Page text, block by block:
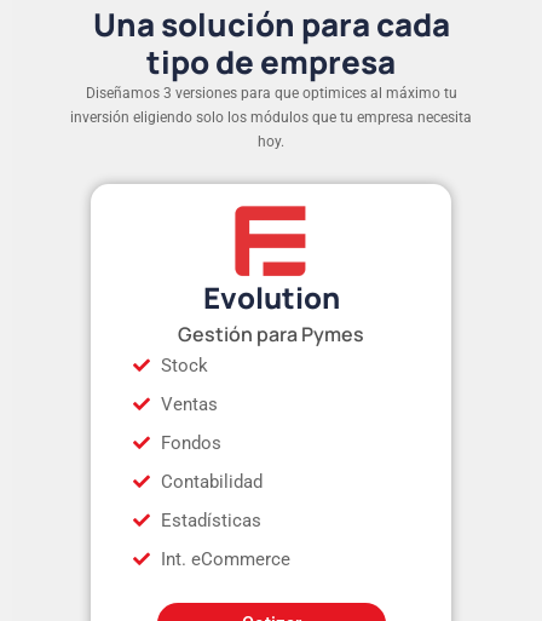
Una solución para cada
tipo de empresa
Diseñamos 3 versiones para que optimices al máximo tu
inversión eligiendo solo los módulos que tu empresa necesita
hoy.
Evolution
Gestión para Pymes
Stock
Ventas
Fondos
Contabilidad
Estadísticas
Int. eCommerce